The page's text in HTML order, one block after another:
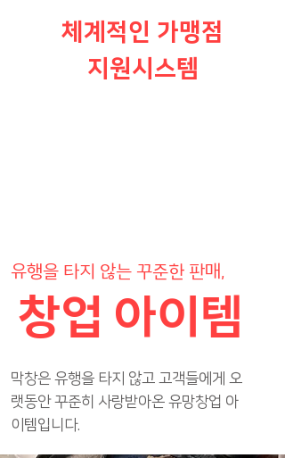
체계적인 가맹점
지원시스템
유행을 타지 않는 꾸준한 판매,
창업 아이템
막창은 유행을 타지 않고 고객들에게 오
랫동안 꾸준히 사랑받아온 유망창업 아
이템입니다.